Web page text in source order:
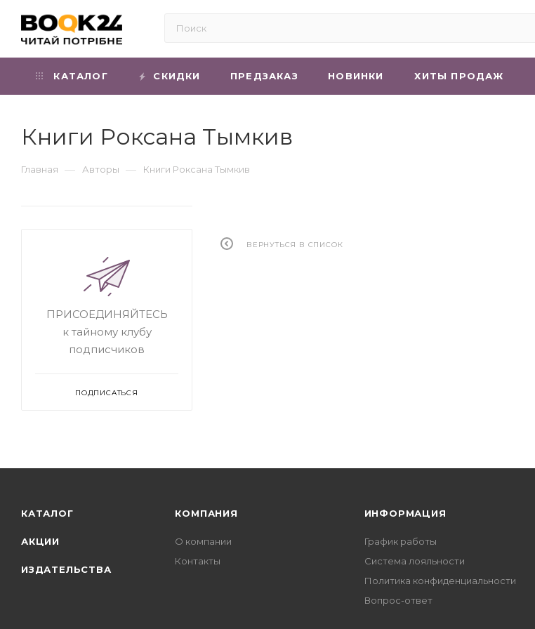
КАТАЛОГ СКИДКИ ПРЕДЗАКАЗ НОВИНКИ ХИТЫ ПРОДАЖ
Книги Роксана Тымкив
Главная — Авторы — Книги Роксана Тымкив
ВЕРНУТЬСЯ В СПИСОК
ПРИСОЕДИНЯЙТЕСЬ
к тайному клубу
подписчиков
ПОДПИСАТЬСЯ
КАТАЛОГ
АКЦИИ
ИЗДАТЕЛЬСТВА
КОМПАНИЯ
О компании
Контакты
ИНФОРМАЦИЯ
График работы
Система лояльности
Политика конфиденциальности
Вопрос-ответ